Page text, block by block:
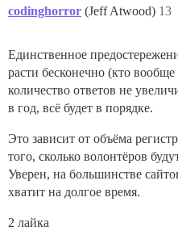
codinghorror (Jeff Atwood) 13
Единственное
расти бесконечно (кто
количество ответов не
в год, всё будет в порядке.
Это зависит от объёма
того, сколько волонтёров
Уверен, на большинстве
хватит на долгое время.
2 лайка